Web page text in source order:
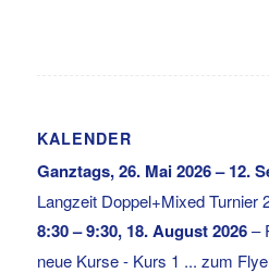
KALENDER
Ganztags,26. Mai 2026– 12.
Langzeit Doppel+Mixed Turnier
8:30– 9:30, 18. August 2026–
neue Kurse - Kurs 1 ... zum